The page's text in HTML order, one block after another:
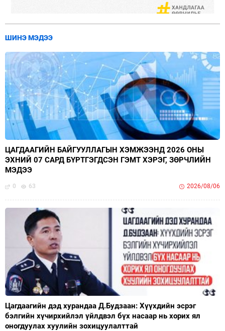
ШИНЭ МЭДЭЭ
ЦАГДААГИЙН БАЙГУУЛЛАГЫН ХЭМЖЭЭНД 2026 ОНЫ
ЭХНИЙ 07 САРД БҮРТГЭГДСЭН ГЭМТ ХЭРЭГ, ЗӨРЧЛИЙН
МЭДЭЭ
0 63 2026/08/06
Цагдаагийн дэд хурандаа Д.Будзаан: Хүүхдийн эсрэг
бэлгийн хүчирхийлэл үйлдвэл бүх насаар нь хорих ял
оногдуулах хуулийн зохицуулалттай